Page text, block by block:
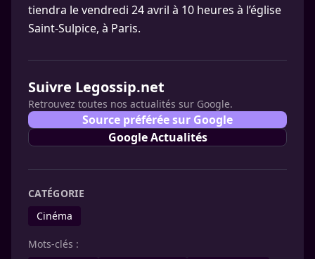
tiendra le vendredi 24 avril à 10 heures à l’église
Saint-Sulpice, à Paris.
Suivre Legossip.net
Retrouvez toutes nos actualités sur Google.
Source préférée sur Google
Google Actualités
CATÉGORIE
Cinéma
Mots-clés :